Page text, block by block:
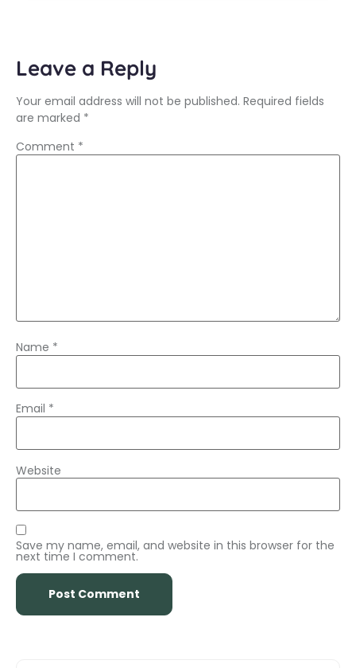
Leave a Reply
Your email address will not be published. Required fields
are marked *
Comment *
Name *
Email *
Website
Save my name, email, and website in this browser for the
next time I comment.